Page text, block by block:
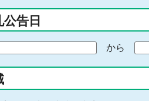
力
公告日
から
終